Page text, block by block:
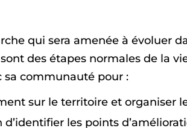
qui sera amenée à évoluer
des étapes normales de la
sa communauté pour :
sur le territoire et organiser
les points